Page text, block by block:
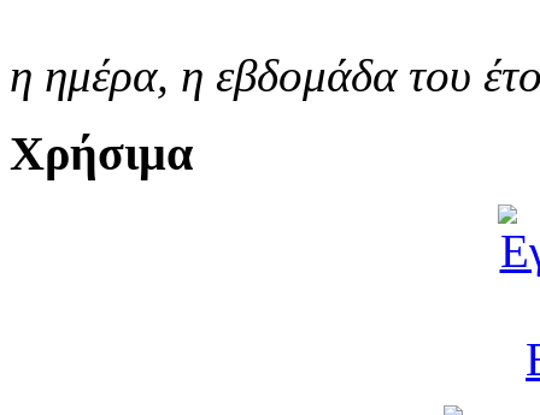
η ημέρα, η εβδομάδα του
Χρήσιμα